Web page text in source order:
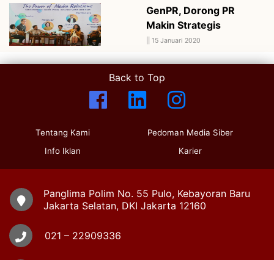
GenPR, Dorong PR
Makin Strategis
15 Januari 2020
Back to Top
Tentang Kami
Info Iklan
Pedoman Media Siber
Karier
Panglima Polim No. 55 Pulo, Kebayoran Baru
Jakarta Selatan, DKI Jakarta 12160
021 – 22909336